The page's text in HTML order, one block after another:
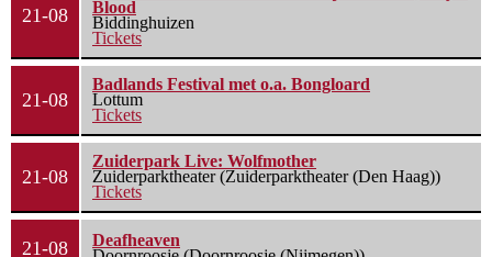
21-08
Blood
Biddinghuizen
Tickets
21-08
Badlands Festival met o.a. Bongloard
Lottum
Tickets
21-08
Zuiderpark Live: Wolfmother
Zuiderparktheater (Zuiderparktheater (Den Haag))
Tickets
21-08
Deafheaven